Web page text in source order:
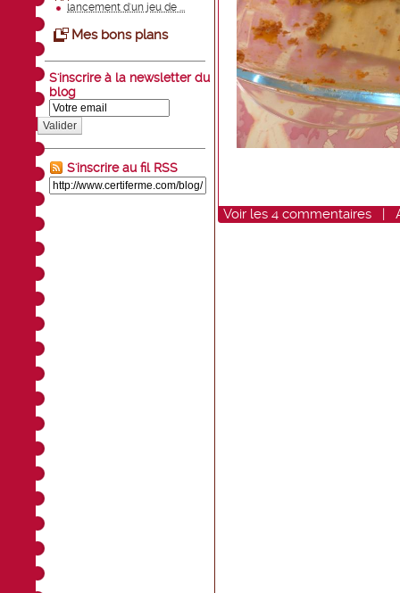
lancement d'un jeu de ...
Mes bons plans
S'inscrire à la newsletter du
blog
Valider
S'inscrire au fil RSS
Voir les 4 commentaires |